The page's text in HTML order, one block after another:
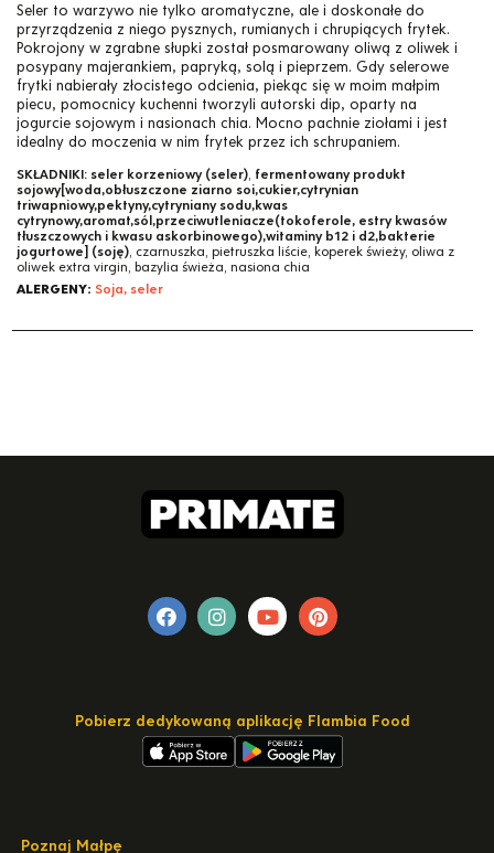
Seler to warzywo nie tylko aromatyczne, ale i doskonałe do
przyrządzenia z niego pysznych, rumianych i chrupiących frytek.
Pokrojony w zgrabne słupki został posmarowany oliwą z oliwek i
posypany majerankiem, papryką, solą i pieprzem. Gdy selerowe
frytki nabierały złocistego odcienia, piekąc się w moim małpim
piecu, pomocnicy kuchenni tworzyli autorski dip, oparty na
jogurcie sojowym i nasionach chia. Mocno pachnie ziołami i jest
idealny do moczenia w nim frytek przez ich schrupaniem.
SKŁADNIKI: seler korzeniowy (seler), fermentowany produkt
sojowy[woda,obłuszczone ziarno soi,cukier,cytrynian
triwapniowy,pektyny,cytryniany sodu,kwas
cytrynowy,aromat,sól,przeciwutleniacze(tokoferole, estry kwasów
tłuszczowych i kwasu askorbinowego),witaminy b12 i d2,bakterie
jogurtowe] (soję), czarnuszka, pietruszka liście, koperek świeży, oliwa z
oliwek extra virgin, bazylia świeża, nasiona chia
ALERGENY: Soja, seler
Pobierz dedykowaną aplikację Flambia Food
Poznaj Małpę